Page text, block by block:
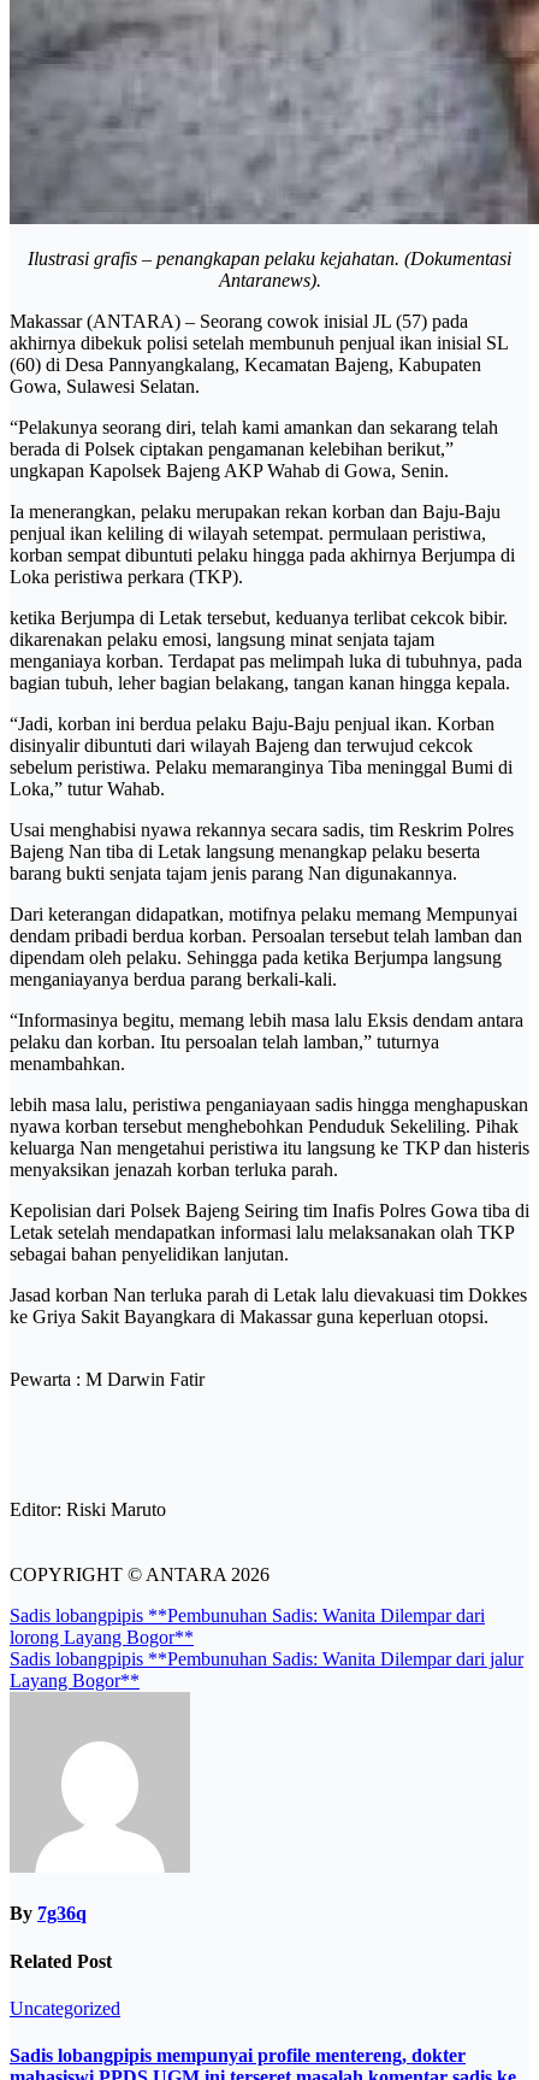
Ilustrasi grafis – penangkapan pelaku kejahatan. (Dokumentasi
Antaranews).
Makassar (ANTARA) – Seorang cowok inisial JL (57) pada
akhirnya dibekuk polisi setelah membunuh penjual ikan inisial SL
(60) di Desa Pannyangkalang, Kecamatan Bajeng, Kabupaten
Gowa, Sulawesi Selatan.
“Pelakunya seorang diri, telah kami amankan dan sekarang telah
berada di Polsek ciptakan pengamanan kelebihan berikut,”
ungkapan Kapolsek Bajeng AKP Wahab di Gowa, Senin.
Ia menerangkan, pelaku merupakan rekan korban dan Baju-Baju
penjual ikan keliling di wilayah setempat. permulaan peristiwa,
korban sempat dibuntuti pelaku hingga pada akhirnya Berjumpa di
Loka peristiwa perkara (TKP).
ketika Berjumpa di Letak tersebut, keduanya terlibat cekcok bibir.
dikarenakan pelaku emosi, langsung minat senjata tajam
menganiaya korban. Terdapat pas melimpah luka di tubuhnya, pada
bagian tubuh, leher bagian belakang, tangan kanan hingga kepala.
“Jadi, korban ini berdua pelaku Baju-Baju penjual ikan. Korban
disinyalir dibuntuti dari wilayah Bajeng dan terwujud cekcok
sebelum peristiwa. Pelaku memaranginya Tiba meninggal Bumi di
Loka,” tutur Wahab.
Usai menghabisi nyawa rekannya secara sadis, tim Reskrim Polres
Bajeng Nan tiba di Letak langsung menangkap pelaku beserta
barang bukti senjata tajam jenis parang Nan digunakannya.
Dari keterangan didapatkan, motifnya pelaku memang Mempunyai
dendam pribadi berdua korban. Persoalan tersebut telah lamban dan
dipendam oleh pelaku. Sehingga pada ketika Berjumpa langsung
menganiayanya berdua parang berkali-kali.
“Informasinya begitu, memang lebih masa lalu Eksis dendam antara
pelaku dan korban. Itu persoalan telah lamban,” tuturnya
menambahkan.
lebih masa lalu, peristiwa penganiayaan sadis hingga menghapuskan
nyawa korban tersebut menghebohkan Penduduk Sekeliling. Pihak
keluarga Nan mengetahui peristiwa itu langsung ke TKP dan histeris
menyaksikan jenazah korban terluka parah.
Kepolisian dari Polsek Bajeng Seiring tim Inafis Polres Gowa tiba di
Letak setelah mendapatkan informasi lalu melaksanakan olah TKP
sebagai bahan penyelidikan lanjutan.
Jasad korban Nan terluka parah di Letak lalu dievakuasi tim Dokkes
ke Griya Sakit Bayangkara di Makassar guna keperluan otopsi.
Pewarta : M Darwin Fatir
Editor: Riski Maruto
COPYRIGHT © ANTARA 2026
Post
navigation
Sadis lobangpipis **Pembunuhan Sadis: Wanita Dilempar dari
lorong Layang Bogor**
Sadis lobangpipis **Pembunuhan Sadis: Wanita Dilempar dari jalur
Layang Bogor**
By 7g36q
Related Post
Uncategorized
Sadis lobangpipis mempunyai profile mentereng, dokter